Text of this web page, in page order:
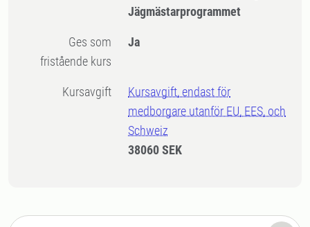
Jägmästarprogrammet
Ges som
fristående kurs
Ja
Kursavgift
Kursavgift, endast för
medborgare utanför EU, EES, och
Schweiz
38060 SEK